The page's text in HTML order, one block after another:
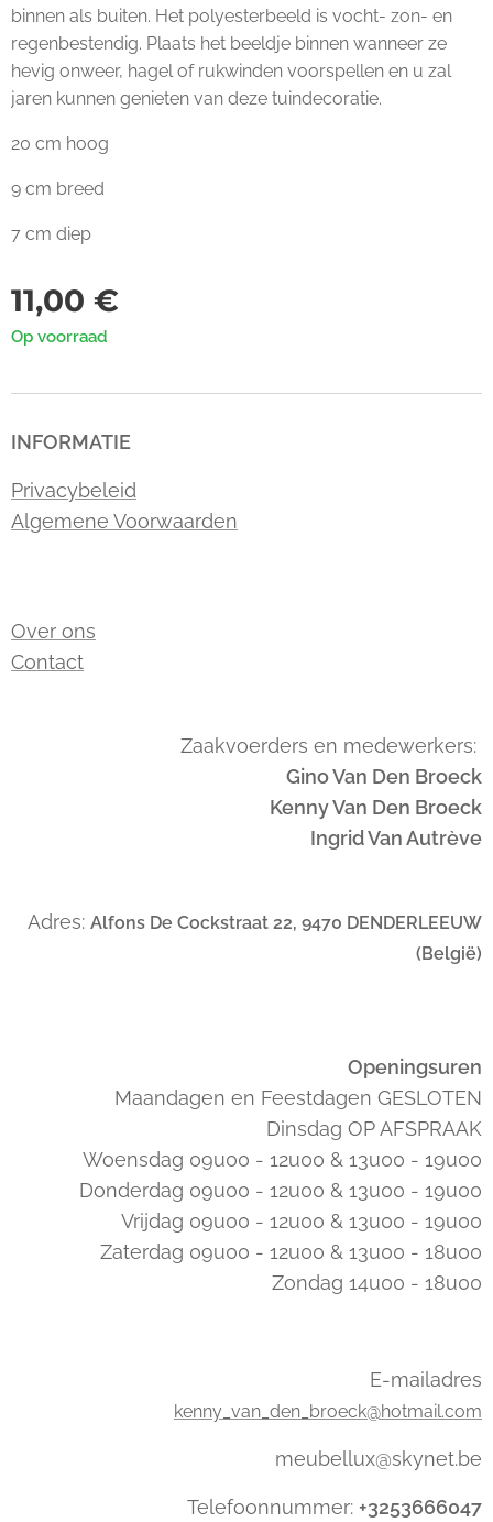
binnen als buiten. Het polyesterbeeld is vocht- zon- en
regenbestendig. Plaats het beeldje binnen wanneer ze
hevig onweer, hagel of rukwinden voorspellen en u zal
jaren kunnen genieten van deze tuindecoratie.
20 cm hoog
9 cm breed
7 cm diep
11,00 €
Op voorraad
INFORMATIE
Privacybeleid
Algemene Voorwaarden
Over ons
Contact
Zaakvoerders en medewerkers:
Gino Van Den Broeck
Kenny Van Den Broeck
Ingrid Van Autrève
Adres: Alfons De Cockstraat 22, 9470 DENDERLEEUW
(België)
Openingsuren
Maandagen en Feestdagen GESLOTEN
Dinsdag OP AFSPRAAK
Woensdag 09u00 - 12u00 & 13u00 - 19u00
Donderdag 09u00 - 12u00 & 13u00 - 19u00
Vrijdag 09u00 - 12u00 & 13u00 - 19u00
Zaterdag 09u00 - 12u00 & 13u00 - 18u00
Zondag 14u00 - 18u00
E-mailadres
kenny_van_den_broeck@hotmail.com
meubellux@skynet.be
Telefoonnummer: +3253666047